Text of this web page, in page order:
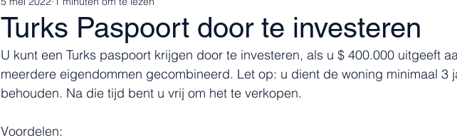
Turks Paspoort door te investeren
U kunt een Turks paspoort krijgen door te investeren, als u $ 400.000 uitgeeft
meerdere eigendommen gecombineerd. Let op: u dient de woning minimaal 3
behouden. Na die tijd bent u vrij om het te verkopen.
Voordelen: